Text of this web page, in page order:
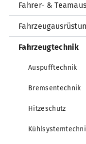
Fahrer- &
Fahrzeugtechnik
Auspufftechnik
Bremsentechnik
Hitzeschutz